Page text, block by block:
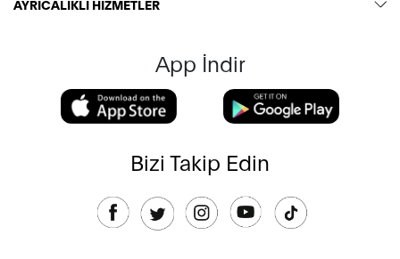
AYRICALIKLI HİZMETLER
App İndir
Bizi Takip Edin